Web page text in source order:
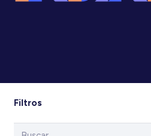
Filtros